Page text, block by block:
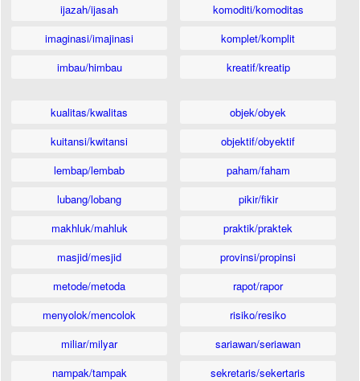
ijazah/ijasah
imaginasi/imajinasi
imbau/himbau
komoditi/komoditas
komplet/komplit
kreatif/kreatip
kualitas/kwalitas
kuitansi/kwitansi
lembap/lembab
lubang/lobang
makhluk/mahluk
masjid/mesjid
metode/metoda
menyolok/mencolok
miliar/milyar
nampak/tampak
objek/obyek
objektif/obyektif
paham/faham
pikir/fikir
praktik/praktek
provinsi/propinsi
rapot/rapor
risiko/resiko
sariawan/seriawan
sekretaris/sekertaris